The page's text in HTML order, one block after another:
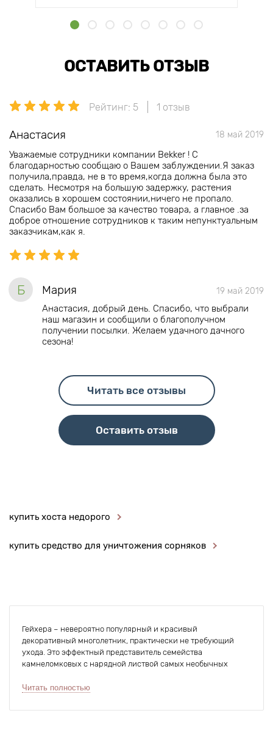
ОСТАВИТЬ ОТЗЫВ
Рейтинг: 5 1 отзыв
Анастасия 18 май 2019
Уважаемые сотрудники компании Bekker ! С
благодарностью сообщаю о Вашем заблуждении.Я заказ
получила,правда, не в то время,когда должна была это
сделать. Несмотря на большую задержку, растения
оказались в хорошем состоянии,ничего не пропало.
Спасибо Вам большое за качество товара, а главное .за
доброе отношение сотрудников к таким непунктуальным
заказчикам,как я.
Б Мария 19 май 2019
Анастасия, добрый день. Спасибо, что выбрали
наш магазин и сообщили о благополучном
получении посылки. Желаем удачного дачного
сезона!
Читать все отзывы
Оставить отзыв
купить хоста недорого
купить средство для уничтожения сорняков
Гейхера – невероятно популярный и красивый
декоративный многолетник, практически не требующий
ухода. Это эффектный представитель семейства
камнеломковых с нарядной листвой самых необычных
выращивают. Красив на протяжении всего сезона, так как
сменить свою окраску. Не требует полива, удобрений,
Читать полностью